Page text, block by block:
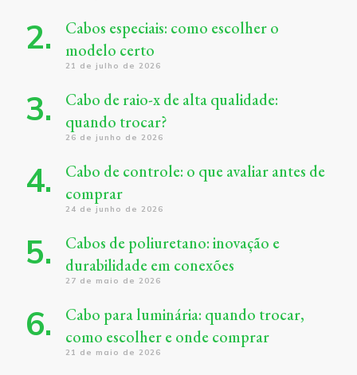
Cabos especiais: como escolher o
modelo certo
21 de julho de 2026
Cabo de raio-x de alta qualidade:
quando trocar?
26 de junho de 2026
Cabo de controle: o que avaliar antes de
comprar
24 de junho de 2026
Cabos de poliuretano: inovação e
durabilidade em conexões
27 de maio de 2026
Cabo para luminária: quando trocar,
como escolher e onde comprar
21 de maio de 2026